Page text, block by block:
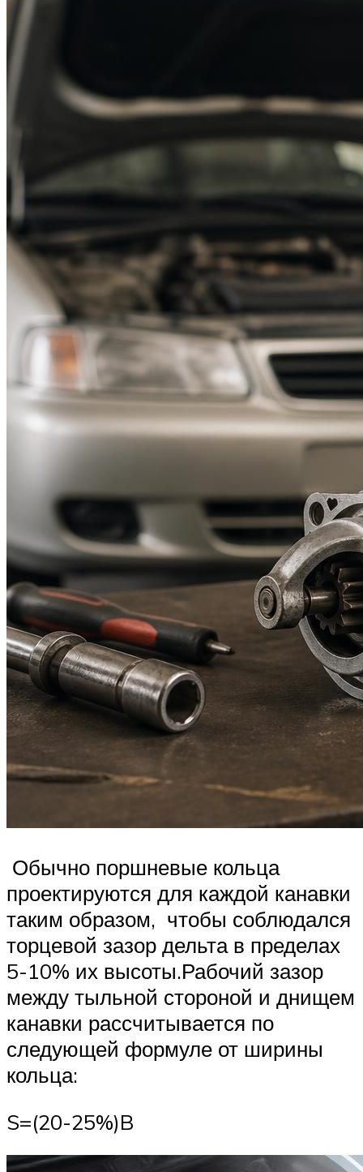
Обычно поршневые кольца
проектируются для каждой канавки
таким образом, чтобы соблюдался
торцевой зазор дельта в пределах
5-10% их высоты.Рабочий зазор
между тыльной стороной и днищем
канавки рассчитывается по
следующей формуле от ширины
кольца:
S=(20-25%)B